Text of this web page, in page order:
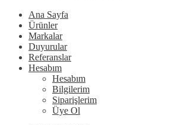
Ana Sayfa
Ürünler
Markalar
Duyurular
Referanslar
Hesabım
Hesabım
Bilgilerim
Siparişlerim
Üye Ol